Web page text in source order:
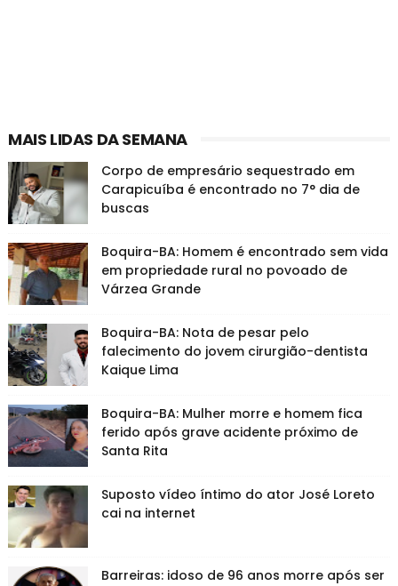
MAIS LIDAS DA SEMANA
Corpo de empresário sequestrado em
Carapicuíba é encontrado no 7° dia de
buscas
Boquira-BA: Homem é encontrado sem vida
em propriedade rural no povoado de
Várzea Grande
Boquira-BA: Nota de pesar pelo
falecimento do jovem cirurgião-dentista
Kaique Lima
Boquira-BA: Mulher morre e homem fica
ferido após grave acidente próximo de
Santa Rita
Suposto vídeo íntimo do ator José Loreto
cai na internet
Barreiras: idoso de 96 anos morre após ser